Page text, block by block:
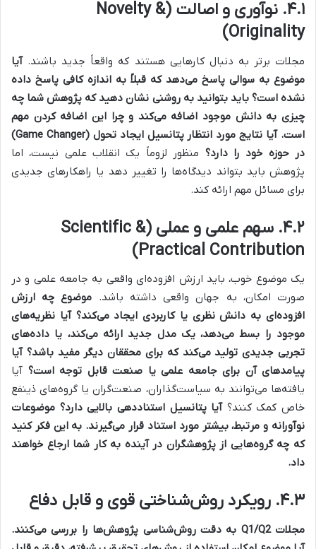
۴.۱. نوآوری و اصالت (Novelty &
Originality)
مجلات برتر به دنبال کارهایی هستند که واقعاً جدید باشند.آیا
موضوع به سوالی پاسخ می‌دهد که قبلاً به اندازه کافی پاسخ داده
نشده است؟ باید بتوانید به روشنی نشان دهید که پژوهش شما چه
چیزی به دانش موجود اضافه می‌کند و چرا این اضافه کردن مهم
است.
آیا نتایج مورد انتظار پتانسیل ایجاد تحول (Game Changer)
در حوزه خود را دارد؟ منظور لزوماً یک انقلاب علمی نیست، اما
پژوهش باید بتواند دیدگاه‌ها را تغییر دهد یا راهکارهای جدیدی
برای مسائل مهم ارائه کند.
۴.۲. سهم علمی و عملی (Scientific &
Practical Contribution)
یک موضوع خوب، باید ارزش افزوده‌ای واقعی به جامعه علمی و در
صورت امکان، به جهان واقعی داشته باشد. موضوع چه ارزش
افزوده‌ای به دانش نظری یا کاربردی ایجاد می‌کند؟ آیا نظریه‌های
موجود را بسط می‌دهد، یک مدل جدید ارائه می‌کند، یا داده‌های
تجربی جدیدی تولید می‌کند که برای محققان دیگر مفید باشد؟آیا
پیامدهای آن برای جامعه علمی یا صنعت قابل توجه است؟ آیا
یافته‌ها می‌توانند به سیاست‌گذاران، صنعت‌گران یا گروه‌های ذینفع
خاص کمک کنند؟آیا پتانسیل استناددهی بالایی دارد؟ موضوعات
نوآورانه و مرتبط، بیشتر مورد استناد قرار می‌گیرند. به این فکر کنید
که چه گروه‌هایی از پژوهشگران در آینده به کار شما ارجاع خواهند
داد.
۴.۳. رویکرد روش‌شناختی قوی و قابل دفاع
مجلات Q1/Q2 به دقت روش‌شناسی پژوهش‌ها را بررسی می‌کنند.